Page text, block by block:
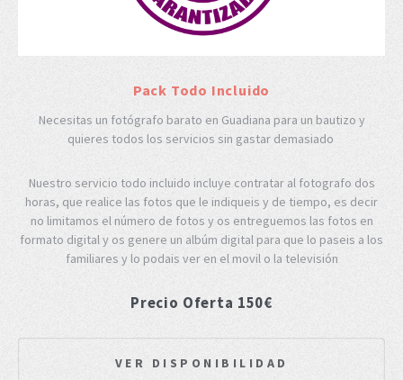
Pack Todo Incluido
Necesitas un fotógrafo barato en Guadiana para un bautizo y
quieres todos los servicios sin gastar demasiado
Nuestro servicio todo incluido incluye contratar al fotografo dos
horas, que realice las fotos que le indiqueis y de tiempo, es decir
no limitamos el número de fotos y os entreguemos las fotos en
formato digital y os genere un albúm digital para que lo paseis a los
familiares y lo podais ver en el movil o la televisión
Precio Oferta 150€
VER DISPONIBILIDAD